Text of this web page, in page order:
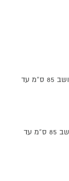
גובה: 65 ס”מ עד המשענת יד 42 ס”מ עד המושב 85 ס”מ עד
גובה 65 ס”מ עד המשענת יד 42 ס”מ עד המושב 85 ס”מ עד